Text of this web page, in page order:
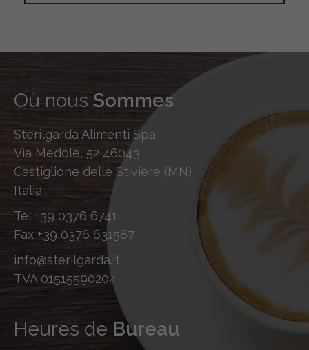
Où nous Sommes
Sterilgarda Alimenti Spa
Via Medole, 52 46043
Castiglione delle Stiviere (MN)
Italia
Tel +39 0376 6741
Fax +39 0376 631587
info@sterilgarda.it
TVA 01515590204
Heures de Bureau